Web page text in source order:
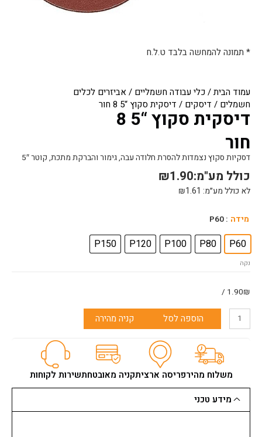
עמוד הבית/כלי עבודה חשמליים / אביזרים לכלים
חשמלים / דיסקים / דיסקית סקוץ “5 8 חור
דיסקית סקוץ “5 8
חור
דסקיות סקוץ נצמדות להסרת חלודה עבה, גימור והברקת מתכת, קוטר 5″
₪1.90כולל מע"מ:
לא כולל מע״מ: ₪1.61
מידה : P60
P60
P80
P100
P120
P150
נקה
1.90₪ /
כמות
דיסקית
סקוץ
"5
חור
הוספה לסל קניה מהירה
משלוח מהירפריסה ארציתקניה מאובטחתשירות לקוחות
מידע טכני
* תמונה להמחשה בלבד ט.ל.ח